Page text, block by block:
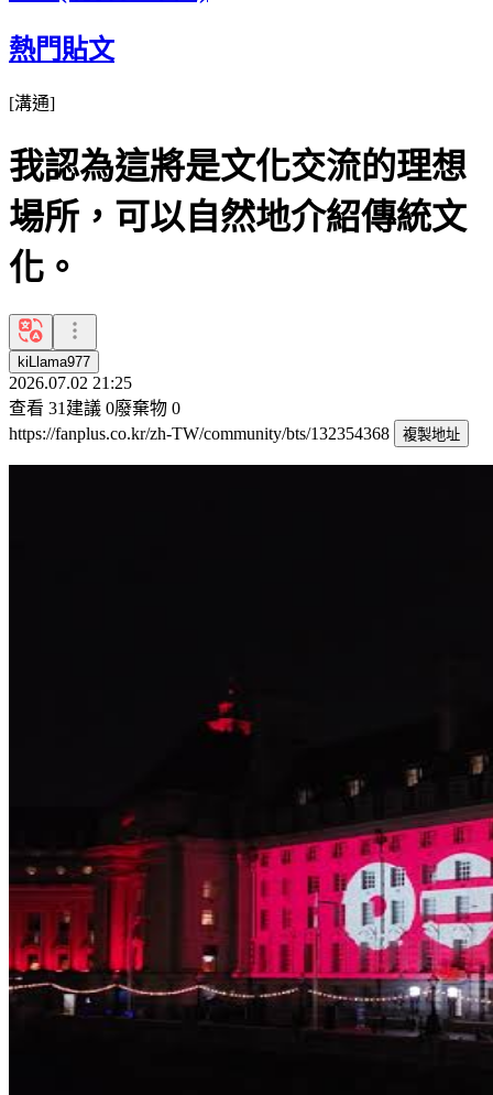
熱門貼文
[溝通]
我認為這將是文化交流的理想
場所，可以自然地介紹傳統文
化。
kiLlama977
2026.07.02 21:25
查看 31 建議 0廢棄物 0
https://fanplus.co.kr/zh-TW/community/bts/132354368
複製地址